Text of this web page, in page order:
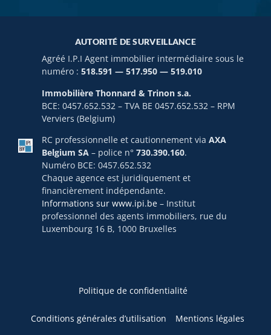
AUTORITÉ DE SURVEILLANCE
Agréé I.P.I Agent immobilier intermédiaire sous le
numéro : 518.591 — 517.950 — 519.010
Immobilière Thonnard & Trinon s.a.
BCE: 0457.652.532 – TVA BE 0457.652.532 – RPM
Verviers (Belgium)
RC professionnelle et cautionnement via AXA
Belgium SA– police n° 730.390.160.
Numéro BCE: 0457.652.532
Chaque agence est juridiquement et
financièrement indépendante.
Informations sur www.ipi.be– Institut
professionnel des agents immobiliers, rue du
Luxembourg 16 B, 1000 Bruxelles
Politique de confidentialité
Conditions générales d’utilisation Mentions légales